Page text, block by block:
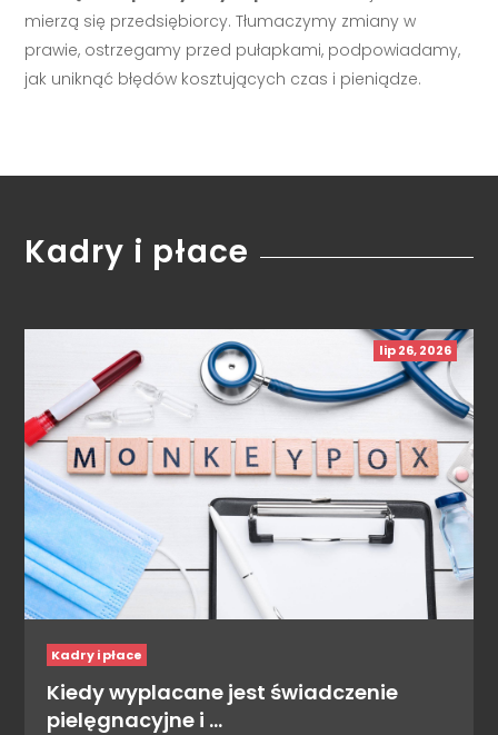
mierzą się przedsiębiorcy. Tłumaczymy zmiany w
prawie, ostrzegamy przed pułapkami, podpowiadamy,
jak uniknąć błędów kosztujących czas i pieniądze.
Kadry i płace
lip 26, 2026
Kadry i płace
Kiedy wyplacane jest świadczenie
pielęgnacyjne i …